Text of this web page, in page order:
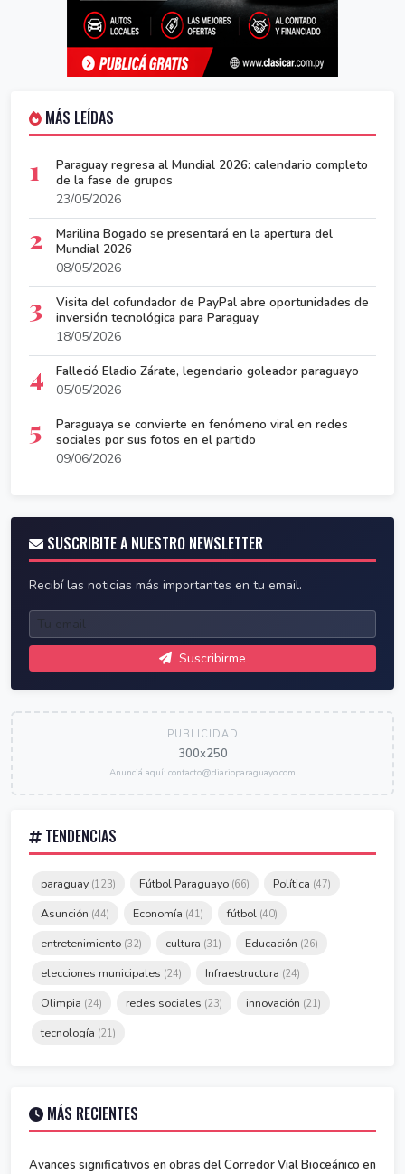
MÁS LEÍDAS
1
Paraguay regresa al Mundial 2026: calendario completo
de la fase de grupos
23/05/2026
2
Marilina Bogado se presentará en la apertura del
Mundial 2026
08/05/2026
3
Visita del cofundador de PayPal abre oportunidades de
inversión tecnológica para Paraguay
18/05/2026
4
Falleció Eladio Zárate, legendario goleador paraguayo
05/05/2026
5
Paraguaya se convierte en fenómeno viral en redes
sociales por sus fotos en el partido
09/06/2026
SUSCRIBITE A NUESTRO NEWSLETTER
Recibí las noticias más importantes en tu email.
Suscribirme
PUBLICIDAD
300x250
Anunciá aquí: contacto@diarioparaguayo.com
TENDENCIAS
paraguay (123) Fútbol Paraguayo (66) Política (47)
Asunción (44) Economía (41) fútbol (40)
entretenimiento (32) cultura (31) Educación (26)
elecciones municipales (24) Infraestructura (24)
Olimpia (24) redes sociales (23) innovación (21)
tecnología (21)
MÁS RECIENTES
Avances significativos en obras del Corredor Vial Bioceánico en